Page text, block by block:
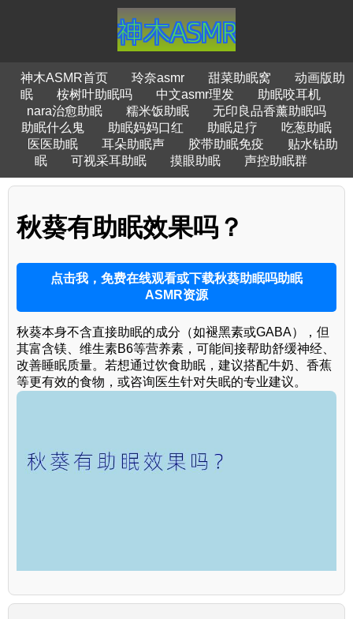
神木ASMR首页 玲奈asmr 甜菜助眠窝
动画版助
眠
桉树叶助眠吗 中文asmr理发
助眠咬耳机
nara治愈助眠
糯米饭助眠
无印良品香薰助眠吗
助眠什么鬼
助眠妈妈口红 助眠足疗
吃葱助眠
医医助眠
耳朵助眠声 胶带助眠免疫
贴水钻助
眠
可视采耳助眠 摸眼助眠 声控助眠群
秋葵有助眠效果吗？
点击我，免费在线观看或下载秋葵助眠吗助眠
ASMR资源
秋葵本身不含直接助眠的成分（如褪黑素或GABA），但
其富含镁、维生素B6等营养素，可能间接帮助舒缓神经、
改善睡眠质量。若想通过饮食助眠，建议搭配牛奶、香蕉
等更有效的食物，或咨询医生针对失眠的专业建议。